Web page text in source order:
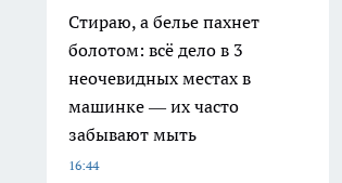
Стираю, а белье пахнет
болотом: всё дело в 3
неочевидных местах в
машинке — их часто
забывают мыть
16:44